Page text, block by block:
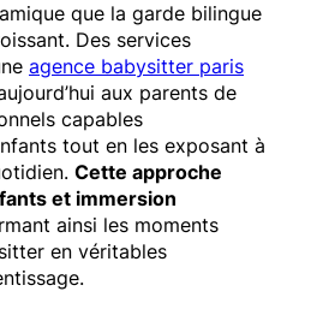
que la garde bilingue
Des services
agence babysitter paris
aux parents de
capables
tout en les exposant à
Cette approche
et immersion
ainsi les moments
en véritables